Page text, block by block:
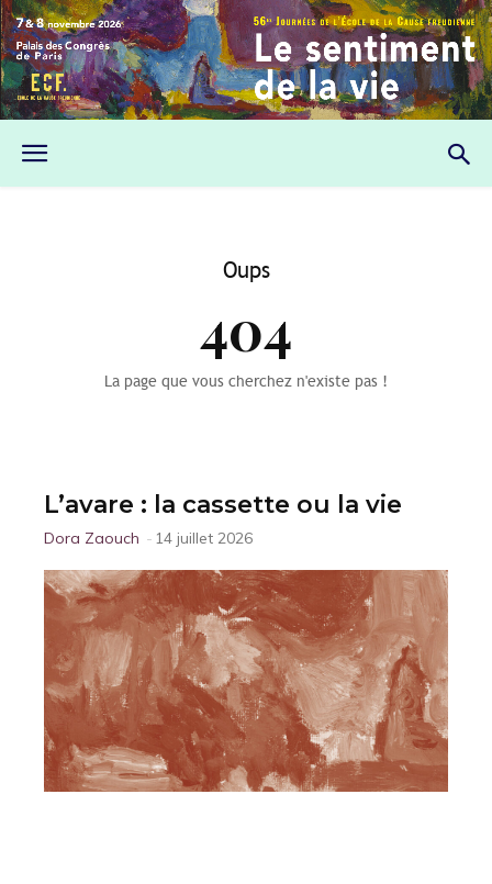
Oups
404
La page que vous cherchez n'existe pas !
L’avare : la cassette ou la vie
Dora Zaouch - 14 juillet 2026